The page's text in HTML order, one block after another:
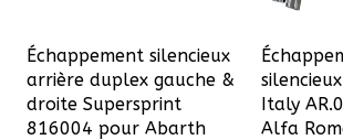
Échappement silencieux
arrière duplex gauche &
droite Supersprint
816004 pour Abarth
Italy
Alfa